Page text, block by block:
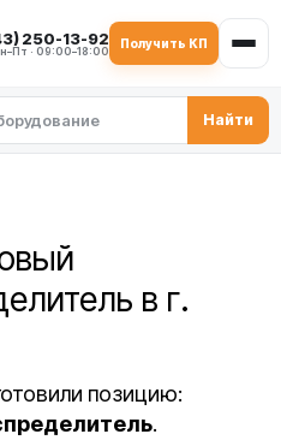
250-13-92
· 09:00–18:00
Получить КП
Найти
в г.
позицию:
.